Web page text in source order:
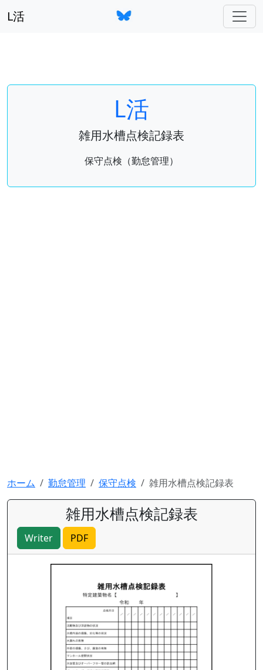
L活
L活
雑用水槽点検記録表
保守点検（勤怠管理）
ホーム 勤怠管理 保守点検 雑用水槽点検記録表
雑用水槽点検記録表
Writer PDF